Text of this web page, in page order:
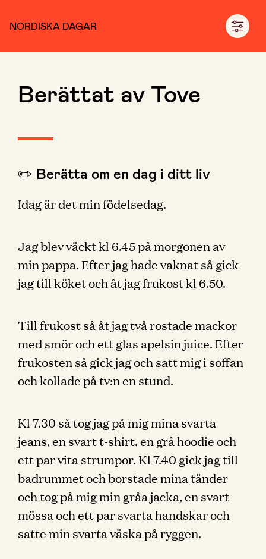
NORDISKA DAGAR
Berättat av Tove
✏️ Berätta om en dag i ditt liv
Idag är det min födelsedag.
Jag blev väckt kl 6.45 på morgonen av
min pappa. Efter jag hade vaknat så gick
jag till köket och åt jag frukost kl 6.50.
Till frukost så åt jag två rostade mackor
med smör och ett glas apelsin juice. Efter
frukosten så gick jag och satt mig i soffan
och kollade på tv:n en stund.
Kl 7.30 så tog jag på mig mina svarta
jeans, en svart t-shirt, en grå hoodie och
ett par vita strumpor. Kl 7.40 gick jag till
badrummet och borstade mina tänder
och tog på mig min gråa jacka, en svart
mössa och ett par svarta handskar och
satte min svarta väska på ryggen.